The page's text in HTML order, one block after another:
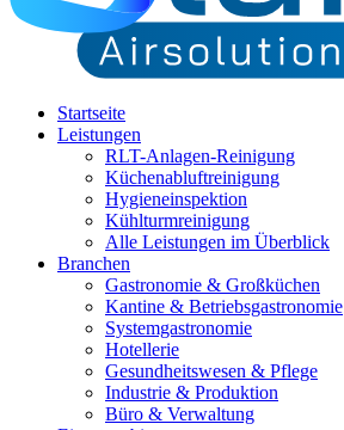
Startseite
Leistungen
RLT-Anlagen-Reinigung
Küchenabluftreinigung
Hygieneinspektion
Kühlturmreinigung
Alle Leistungen im Überblick
Branchen
Gastronomie & Großküchen
Kantine & Betriebsgastronomie
Systemgastronomie
Hotellerie
Gesundheitswesen & Pflege
Industrie & Produktion
Büro & Verwaltung